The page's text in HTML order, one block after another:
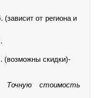
(зависит от региона и
(возможны скидки)-
Точную стоимость